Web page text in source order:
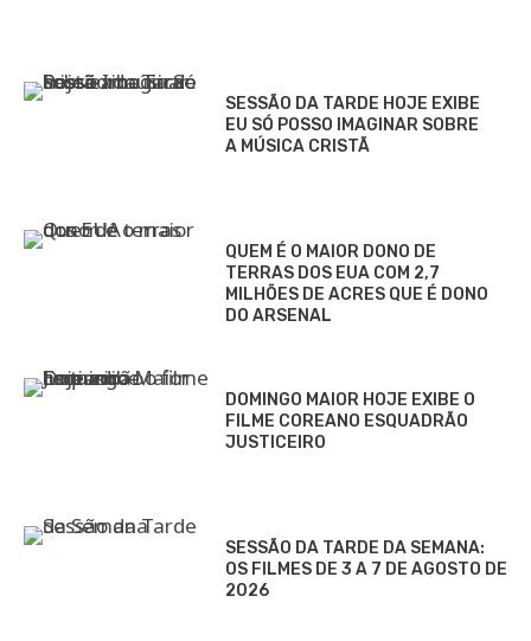
SESSÃO DA TARDE HOJE EXIBE
EU SÓ POSSO IMAGINAR SOBRE
A MÚSICA CRISTÃ
QUEM É O MAIOR DONO DE
TERRAS DOS EUA COM 2,7
MILHÕES DE ACRES QUE É DONO
DO ARSENAL
DOMINGO MAIOR HOJE EXIBE O
FILME COREANO ESQUADRÃO
JUSTICEIRO
SESSÃO DA TARDE DA SEMANA:
OS FILMES DE 3 A 7 DE AGOSTO DE
2026